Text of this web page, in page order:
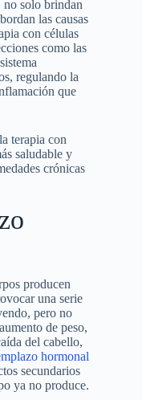
no solo brindan
las causas
con células
como las
regulando la
que
terapia con
saludable y
crónicas
producen
una serie
pero no
de peso,
del cabello,
hormonal
secundarios
ya no produce.